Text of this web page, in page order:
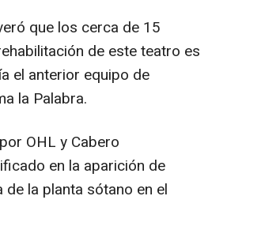
que los cerca de 15
de este teatro es
el anterior equipo de
la Palabra.
OHL y Cabero
en la aparición de
la planta sótano en el